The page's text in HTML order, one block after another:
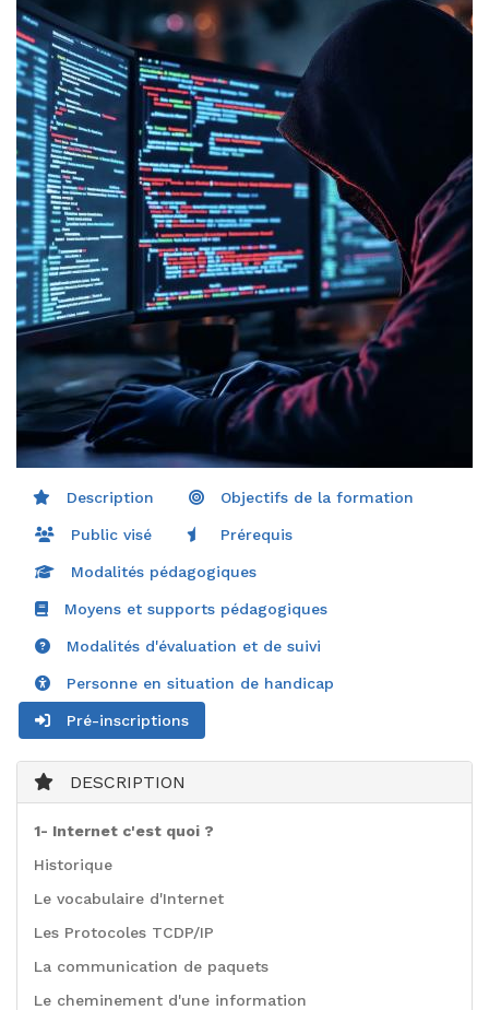
Description Objectifs de la formation
Public visé Prérequis
Modalités pédagogiques
Moyens et supports pédagogiques
Modalités d'évaluation et de suivi
Personne en situation de handicap
Pré-inscriptions
DESCRIPTION
1- Internet c'est quoi ?
Historique
Le vocabulaire d'Internet
Les Protocoles TCDP/IP
La communication de paquets
Le cheminement d'une information